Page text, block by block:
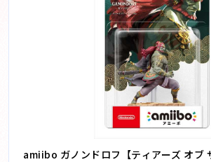
amiibo ガノンドロフ【ティアーズ オブ